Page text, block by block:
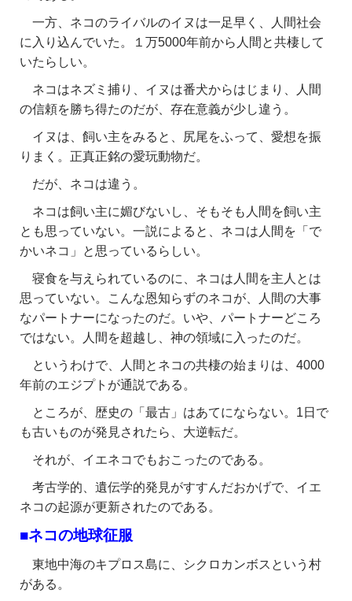
一方、ネコのライバルのイヌは一足早く、人間社会
に入り込んでいた。１万5000年前から人間と共棲して
いたらしい。
ネコはネズミ捕り、イヌは番犬からはじまり、人間
の信頼を勝ち得たのだが、存在意義が少し違う。
イヌは、飼い主をみると、尻尾をふって、愛想を振
りまく。正真正銘の愛玩動物だ。
だが、ネコは違う。
ネコは飼い主に媚びないし、そもそも人間を飼い主
とも思っていない。一説によると、ネコは人間を「で
かいネコ」と思っているらしい。
寝食を与えられているのに、ネコは人間を主人とは
思っていない。こんな恩知らずのネコが、人間の大事
なパートナーになったのだ。いや、パートナーどころ
ではない。人間を超越し、神の領域に入ったのだ。
というわけで、
人間とネコの共棲の始まりは、4000
年前のエジプトが通説である。
ところが、歴史の「最古」はあてにならない。1日で
も古いものが発見されたら、大逆転だ。
それが、イエネコでもおこったのである。
考古学的、遺伝学的発見がすすんだおかげで、イエ
ネコの起源が更新されたのである。
■ネコの地球征服
東地中海のキプロス島に、シクロカンボスという村
がある。